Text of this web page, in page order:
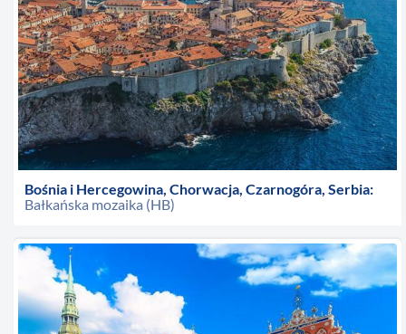
Bośnia i Hercegowina, Chorwacja, Czarnogóra, Serbia:
Bałkańska mozaika (HB)